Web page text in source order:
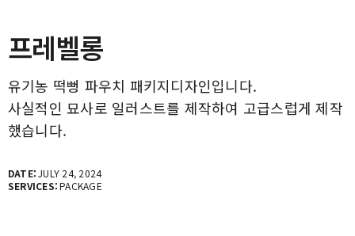
프레벨롱
유기농 떡뻥 파우치 패키지디자인입니다.
사실적인 묘사로 일러스트를 제작하여 고급스럽게 제작
했습니다.
DATE:JULY 24, 2024
SERVICES:PACKAGE